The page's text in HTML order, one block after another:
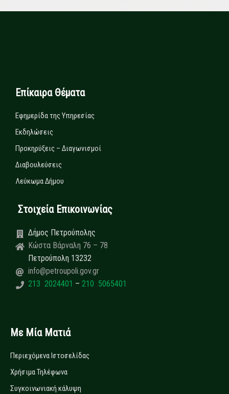
Επίκαιρα Θέματα
Εφημερίδα της Υπηρεσίας
Εκδηλώσεις
Προκηρύξεις – Διαγωνισμοί
Διαβουλεύσεις
Λεύκωμα Δήμου
Στοιχεία Επικοινωνίας
Δήμος Πετρούπολης
Κώστα Βάρναλη 76 – 78
Πετρούπολη 13232
info@petroupoli.gov.gr
213 2024401 – 210 5065401
Με Μία Ματιά
Περιεχόμενα Ιστοσελίδας
Χρήσιμα Τηλέφωνα
Συγκοινωνιακή κάλυψη